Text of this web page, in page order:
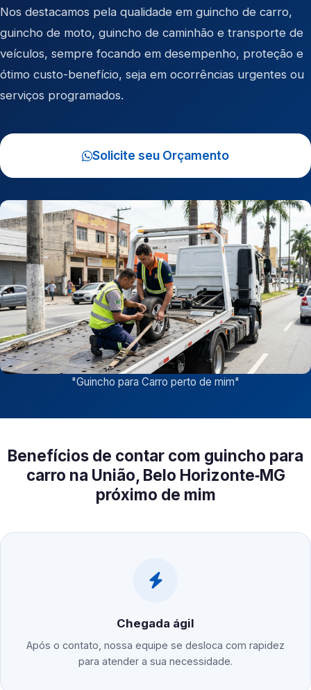
Nos destacamos pela qualidade em guincho de carro,
guincho de moto, guincho de caminhão e transporte de
veículos, sempre focando em desempenho, proteção e
ótimo custo-benefício, seja em ocorrências urgentes ou
serviços programados.
Solicite seu Orçamento
"Guincho para Carro perto de mim"
Benefícios de contar com guincho para
carro na União, Belo Horizonte‑MG
próximo de mim
Chegada ágil
Após o contato, nossa equipe se desloca com rapidez
para atender a sua necessidade.